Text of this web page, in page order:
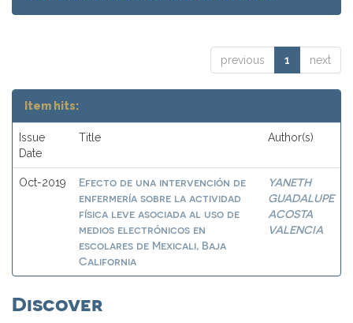
previous 1 next
Item hits:
Issue
Date
Title Author(s)
Oct-2019
Efecto de una intervención de
enfermería sobre la actividad
física leve asociada al uso de
medios electrónicos en
escolares de Mexicali, Baja
California
YANETH
GUADALUPE
ACOSTA
VALENCIA
Discover